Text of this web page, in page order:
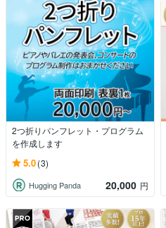
2つ折りパンフレット・プログラム
を作成します
5.0(3)
Hugging Panda 20,000 円